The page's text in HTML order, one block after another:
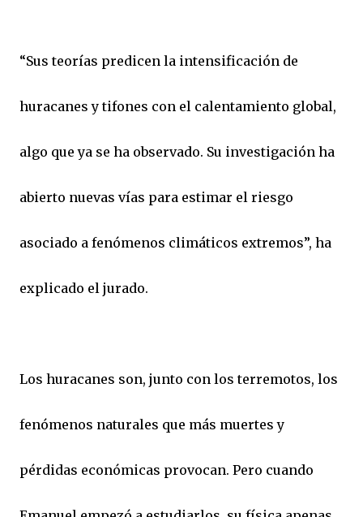
“Sus teorías predicen la intensificación de
huracanes y tifones con el calentamiento global,
algo que ya se ha observado. Su investigación ha
abierto nuevas vías para estimar el riesgo
asociado a fenómenos climáticos extremos”, ha
explicado el jurado.
Los huracanes son, junto con los terremotos, los
fenómenos naturales que más muertes y
pérdidas económicas provocan. Pero cuando